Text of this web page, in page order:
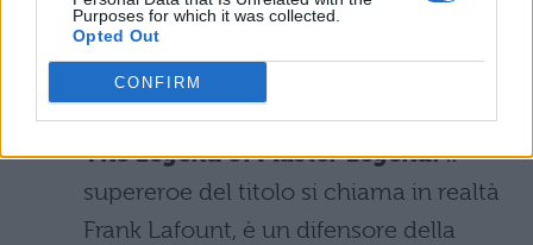
Purposes for which it was collected.
Opted Out
CONFIRM
multinazionale dopo aver ucciso
accidentalmente il capo. Riusciranno i
protagonisti a farsi valere?
The Legend of Master Legend:il
supereroe del titolo si chiama in realtà
Frank Lafount, è un difensore della